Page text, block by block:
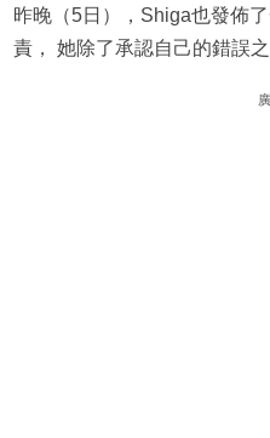
昨晚（5日），Shiga也發佈
責， 她除了承認自己的錯誤